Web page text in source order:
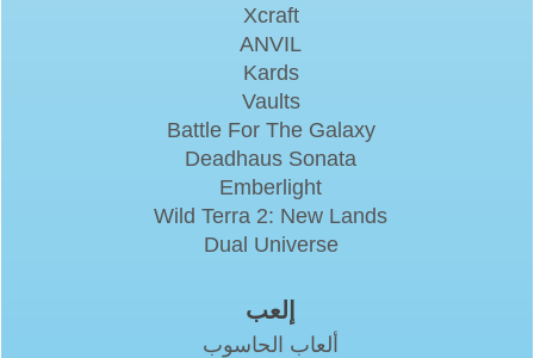
Xcraft
ANVIL
Kards
Vaults
Battle For The Galaxy
Deadhaus Sonata
Emberlight
Wild Terra 2: New Lands
Dual Universe
إلعب
ألعاب الحاسوب